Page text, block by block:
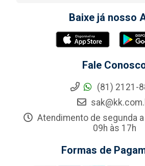
Baixe já nosso
Fale
(81) 2121-
Atendimento de segunda
09h às 17h
Formas de